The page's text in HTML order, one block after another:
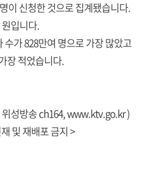
이 신청한 것으로 집계됐습니다.
입니다.
가 828만여 명으로 가장 많았고
장 적었습니다.
성방송 ch164,www.ktv.go.kr)
및 재배포 금지 >